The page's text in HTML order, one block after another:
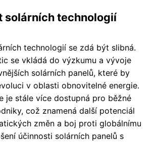
solárních technologií
technologií se zdá být slibná.
se vkládá do výzkumu a vývoje
solárních panelů, které by
v oblasti obnovitelné energie.
je stále více dostupná pro běžné
což znamená další potenciál
změn a boj proti globálnímu
účinnosti solárních panelů s